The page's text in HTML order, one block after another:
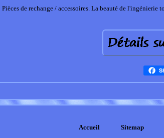
Pièces de rechange / accessoires. La beauté de
Accueil Sitemap